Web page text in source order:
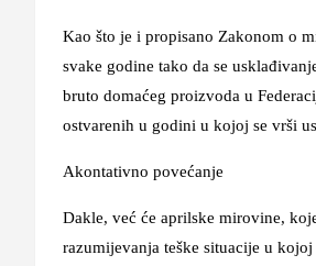
Kao što je i propisano Zakonom o
svake godine tako da se
bruto domaćeg proizvoda u
ostvarenih u godini u kojoj se vrši
Akontativno povećanje
Dakle, već će aprilske mirovine,
razumijevanja teške situacije u